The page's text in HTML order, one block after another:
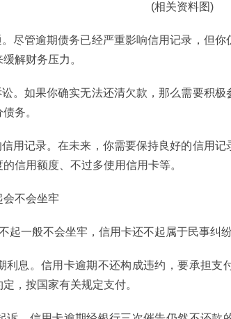
(相关资料图)
尽管逾期债务已经严重影响信用记录，但你
解财务压力。
。如果你确实无法还清欠款，那么需要积
务。
用记录。在未来，你需要保持良好的信用
信用额度、不过多使用信用卡等。
会不会坐牢
起一般不会坐牢，信用卡还不起属于民事纠
利息。信用卡逾期不还构成违约，要承担支
定，按国家有关规定支付。